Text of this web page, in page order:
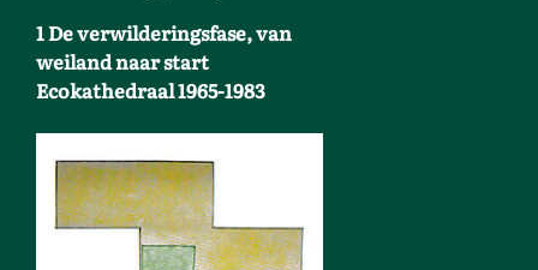
1 De verwilderingsfase, van
weiland naar start
Ecokathedraal 1965-1983